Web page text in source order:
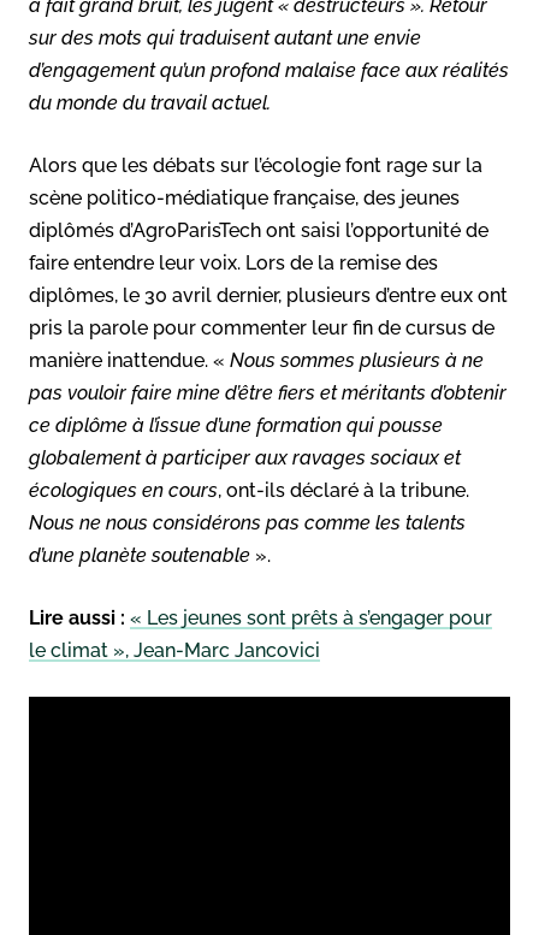
a fait grand bruit, les jugent « destructeurs ». Retour
sur des mots qui traduisent autant une envie
d’engagement qu’un profond malaise face aux réalités
du monde du travail actuel.
Alors que les débats sur l’écologie font rage sur la
scène politico-médiatique française, des jeunes
diplômés d’AgroParisTech ont saisi l’opportunité de
faire entendre leur voix. Lors de la remise des
diplômes, le 30 avril dernier, plusieurs d’entre eux ont
pris la parole pour commenter leur fin de cursus de
manière inattendue. « Nous sommes plusieurs à ne
pas vouloir faire mine d’être fiers et méritants d’obtenir
ce diplôme à l’issue d’une formation qui pousse
globalement à participer aux ravages sociaux et
écologiques en cours, ont-ils déclaré à la tribune.
Nous ne nous considérons pas comme les talents
d’une planète soutenable ».
Lire aussi : « Les jeunes sont prêts à s’engager pour
le climat », Jean-Marc Jancovici